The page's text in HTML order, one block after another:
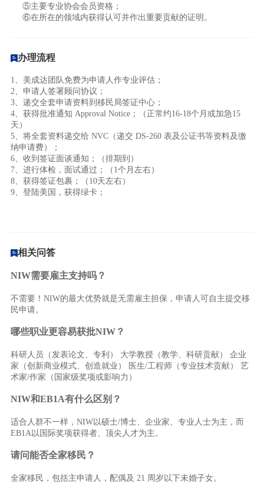
⑤主要专业协会会员资格；
⑥在所在的领域内获得认可并作出重要贡献的证明。
办理流程
1、美成达团队免费为申请人作专业评估；
2、申请人签署顾问协议；
3、递交全套申请资料到移民局签证中心；
4、获得批准通知 Approval Notice；（正常约16-18个月或加急15
天）
5、将全套资料递交给 NVC（递交 DS-260 表及公证书等资料及缴
纳申请费）；
6、收到签证面谈通知；（排期到）
7、进行体检，面试通过；
（1个月左右）
8、获得签证包裹；
（10天左右）
9、登陆美国，获得绿卡；
相关问答
NIW需要雇主支持吗？
不需要！NIW的最大优势就是无需雇主担保，申请人可自主提交移
民申请。
哪些职业更容易获批NIW？
科研人员（发表论文、专利） 大学教授（教学、科研贡献） 企业
家（创新商业模式、创造就业） 医生/工程师（专业技术贡献） 艺
术家/作家（国家级奖项或影响力）
NIW和EB1A有什么区别？
适合人群不一样，NIW以硕士/博士、企业家、专业人士为主，而
EB1A以国际奖项获得者、顶尖人才为主。
请问能否全家移民？
全家移民，包括主申请人，配偶及 21 周岁以下未婚子女。